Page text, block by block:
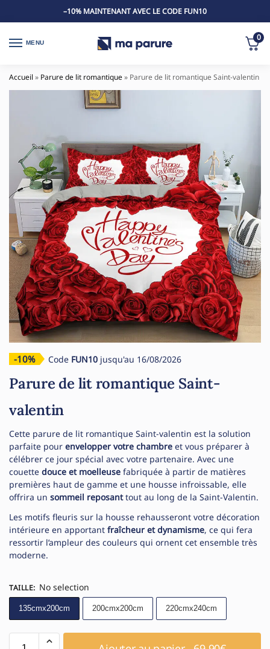
–10% MAINTENANT AVEC LE CODE FUN10
MENU
0
Accueil » Parure de lit romantique» Parure de lit romantique Saint-valentin
-10% Code FUN10 jusqu'au 16/08/2026
Parure de lit romantique Saint-
valentin
Cette parure de lit romantique Saint-valentin est la solution
parfaite pour envelopper votre chambre et vous préparer à
célébrer ce jour spécial avec votre partenaire. Avec une
couette douce et moelleuse fabriquée à partir de matières
premières haut de gamme et une housse infroissable, elle
offrira un sommeil reposanttout au long de la Saint-Valentin.
Les motifs fleuris sur la housse rehausseront votre décoration
intérieure en apportant fraîcheur et dynamisme, ce qui fera
ressortir l’ampleur des couleurs qui ornent cet ensemble très
moderne.
TAILLE: No selection
135cmx200cm 200cmx200cm 220cmx240cm